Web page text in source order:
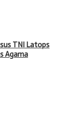
TNI Latops
Agama